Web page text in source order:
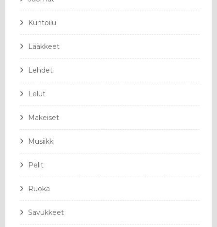
Kuntoilu
Lääkkeet
Lehdet
Lelut
Makeiset
Musiikki
Pelit
Ruoka
Savukkeet